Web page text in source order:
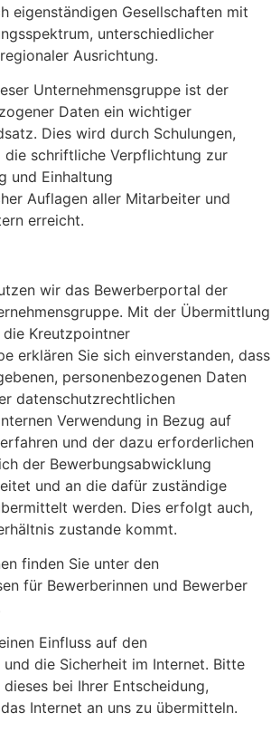
eigenständigen Gesellschaften mit
unterschiedlicher
Ausrichtung.
Unternehmensgruppe ist der
Daten ein wichtiger
Dies wird durch Schulungen,
die schriftliche Verpflichtung zur
und Einhaltung
Auflagen aller Mitarbeiter und
erreicht.
wir das Bewerberportal der
Mit der Übermittlung
die Kreutzpointner
erklären Sie sich einverstanden, dass
personenbezogenen Daten
datenschutzrechtlichen
Verwendung in Bezug auf
und der dazu erforderlichen
der Bewerbungsabwicklung
und an die dafür zuständige
werden. Dies erfolgt auch,
zustande kommt.
finden Sie unter den
für Bewerberinnen und Bewerber
Einfluss auf den
die Sicherheit im Internet. Bitte
bei Ihrer Entscheidung,
Internet an uns zu übermitteln.